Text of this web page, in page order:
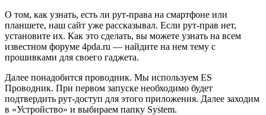
О том, как узнать, есть ли рут-права на смартфоне или
планшете, наш сайт уже рассказывал. Если рут-прав нет,
установите их. Как это сделать, вы можете узнать на всем
известном форуме 4pda.ru — найдите на нем тему с
прошивками для своего гаджета.
Далее понадобится проводник. Мы используем ES
Проводник. При первом запуске необходимо будет
подтвердить рут-доступ для этого приложения. Далее заходим
в «Устройство» и выбираем папку System.